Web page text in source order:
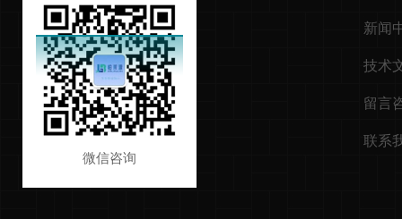
微信咨询
新闻
技术
留言
联系